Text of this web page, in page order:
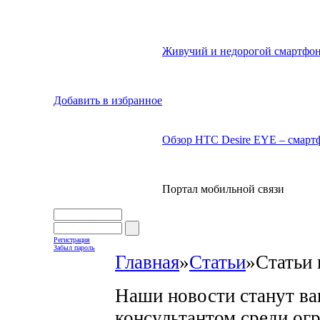
Добавить в избранное
Живучий и недорогой
Обзор HTC Desire EYE –
Портал мобильной связи
Регистрация
Забыл пароль
Главная»Статьи»Статьи
Наши новости станут